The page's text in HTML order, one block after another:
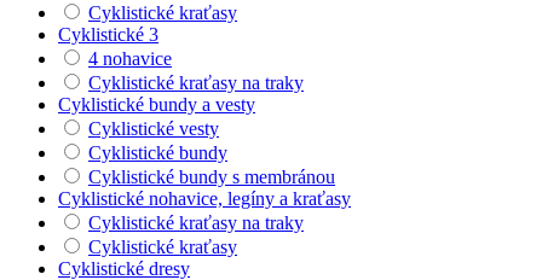
Cyklistické kraťasy
Cyklistické 3
4 nohavice
Cyklistické kraťasy na traky
Cyklistické bundy a vesty
Cyklistické vesty
Cyklistické bundy
Cyklistické bundy s membránou
Cyklistické nohavice, legíny a kraťasy
Cyklistické kraťasy na traky
Cyklistické kraťasy
Cyklistické dresy